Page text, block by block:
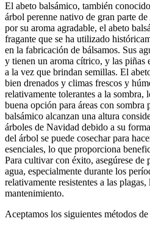
El abeto balsámico, también
árbol perenne nativo de gran parte
por su aroma agradable, el abeto
fragante que se ha utilizado
en la fabricación de bálsamos. Sus
y tienen un aroma cítrico, y las piñas
a la vez que brindan semillas. El
bien drenados y climas frescos y
relativamente tolerantes a la sombra,
buena opción para áreas con sombra
balsámico alcanzan una altura
árboles de Navidad debido a su
del árbol se puede cosechar para
esenciales, lo que proporciona
Para cultivar con éxito, asegúrese de
agua, especialmente durante los
relativamente resistentes a las
mantenimiento.
Aceptamos los siguientes métodos de